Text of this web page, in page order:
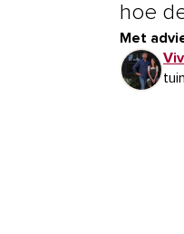
hoe
Met